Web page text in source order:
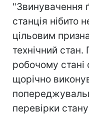
"Звинувачення
станція нібито
цільовим
технічний
робочому стані
щорічно
перевірки